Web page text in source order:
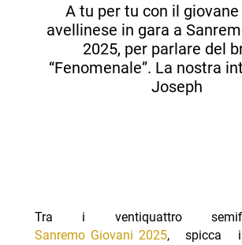
A tu per tu con il
avellinese in gara a
2025, per parlare del
“Fenomenale”. La nostra
Joseph
Tra i ventiquattro
Sanremo Giovani 2025, spicca